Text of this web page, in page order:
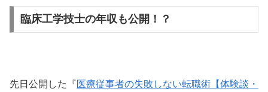
臨床工学技士の年収も公開！？
先日公開した『医療従事者の失敗しない転職術【体験談・